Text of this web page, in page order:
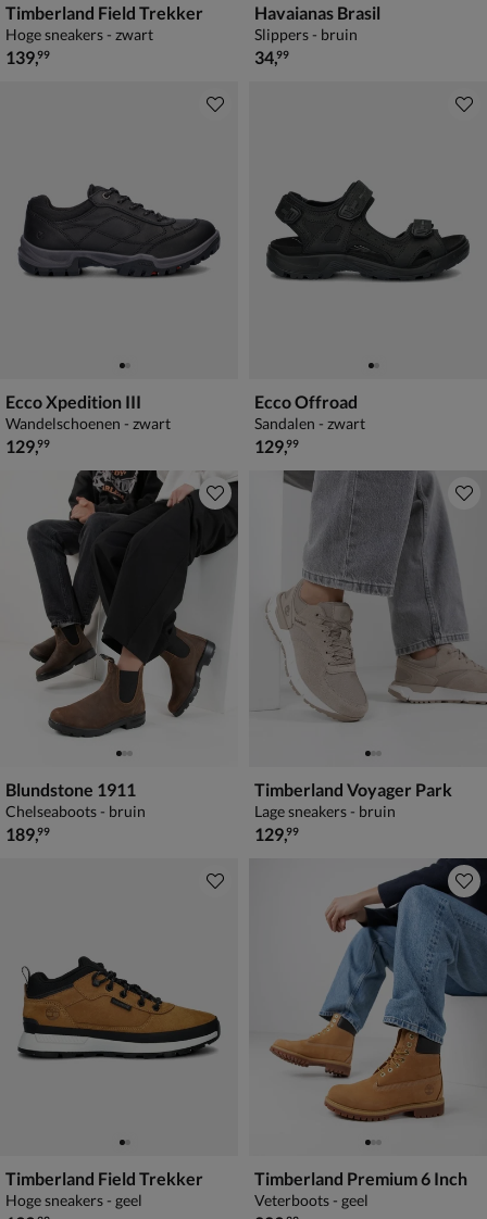
Timberland Field Trekker
Hoge sneakers - zwart
€ 139,99
139,99
Havaianas Brasil
Slippers - bruin
€ 34,99
34,99
Ecco Xpedition III
Wandelschoenen - zwart
€ 129,99
129,99
Ecco Offroad
Sandalen - zwart
€ 129,99
129,99
Blundstone 1911
Chelseaboots - bruin
€ 189,99
189,99
Timberland Voyager Park
Lage sneakers - bruin
€ 129,99
129,99
Timberland Field Trekker
Hoge sneakers - geel
Timberland Premium 6 Inch
Veterboots - geel